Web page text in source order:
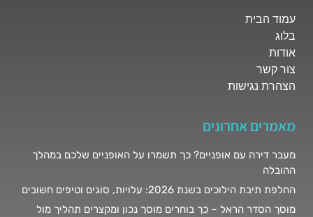
עמוד הבית
בלוג
אודות
צור קשר
הצהרת נגישות
מאמרים אחרונים
מעבר דירה עם אופניים? כך תשמרו על האופניים שלכם במהלך
ההובלה
החלפת תיבת הילוכים בשנת 2026: עלויות, סוגים וטיפים חשובים
מוסך הסדר הראל – כך בוחרים מוסך נכון ומקצרים תהליך מול